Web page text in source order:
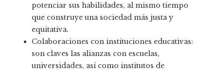
potenciar sus habilidades, al mismo tiempo
que construye una sociedad más justa y
equitativa.
Colaboraciones con instituciones educativas:
son claves las alianzas con escuelas,
universidades, así como institutos de